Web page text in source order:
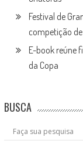
Festival de
competição
E-book reúne
da Copa
BUSCA